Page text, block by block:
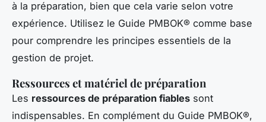
à la préparation, bien que cela varie selon votre
expérience. Utilisez le Guide PMBOK® comme base
pour comprendre les principes essentiels de la
gestion de projet.
Ressources et matériel de préparation
Les ressources de préparation fiables sont
indispensables. En complément du Guide PMBOK®,